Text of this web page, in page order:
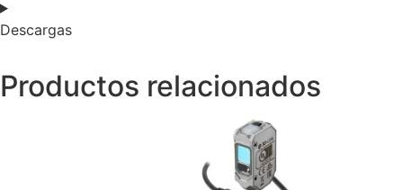
Descargas
Productos relacionados